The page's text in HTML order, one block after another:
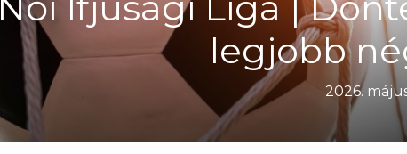
legjobb
2026.